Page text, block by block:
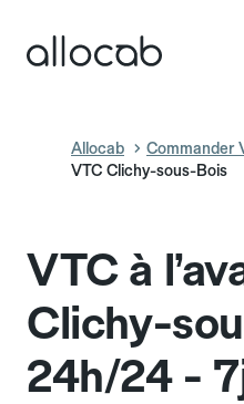
Allocab Commander
VTC Clichy-sous-Bois
VTC à
Clichy-
24h/24 -